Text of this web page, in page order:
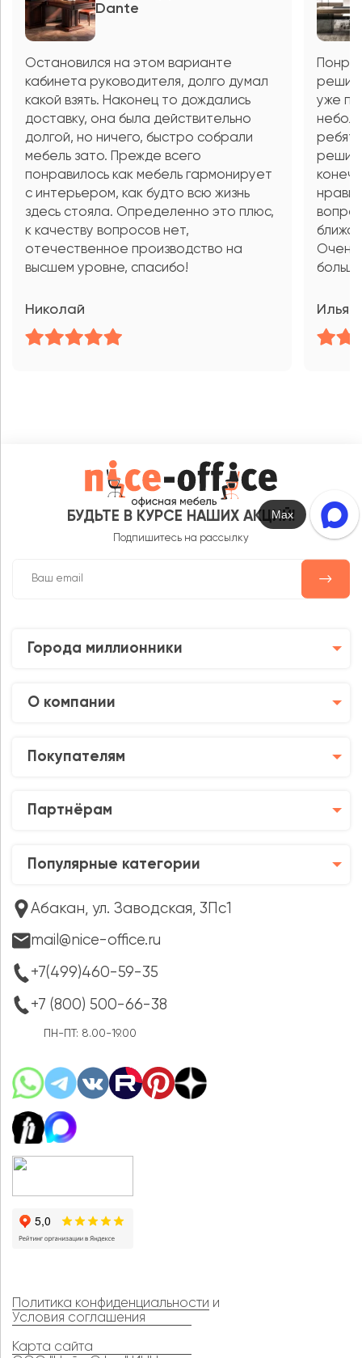
Dante
Остановился на этом варианте
кабинета руководителя, долго думал
какой взять. Наконец то дождались
доставку, она была действительно
долгой, но ничего, быстро собрали
мебель зато. Прежде всего
понравилось как мебель гармонирует
с интерьером, как будто всю жизнь
здесь стояла. Определенно это плюс,
к качеству вопросов нет,
отечественное производство на
высшем уровне, спасибо!
Николай
решил
уже
Очень
Илья
БУДЬТЕ В КУРСЕ НАШИХ АКЦИЙ!
Подпишитесь на рассылку
Города миллионники
О компании
Покупателям
Партнёрам
Популярные категории
Абакан, ул. Заводская, 3Пс1
mail@nice-office.ru
+7(499)460-59-35
+7 (800) 500-66-38
ПН-ПТ: 8.00-19.00
Политика конфиденциальности и
Условия соглашения
Карта сайта
Max